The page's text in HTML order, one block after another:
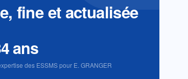
fine et actualisée
ans
des ESSMS pour E. GRANGER